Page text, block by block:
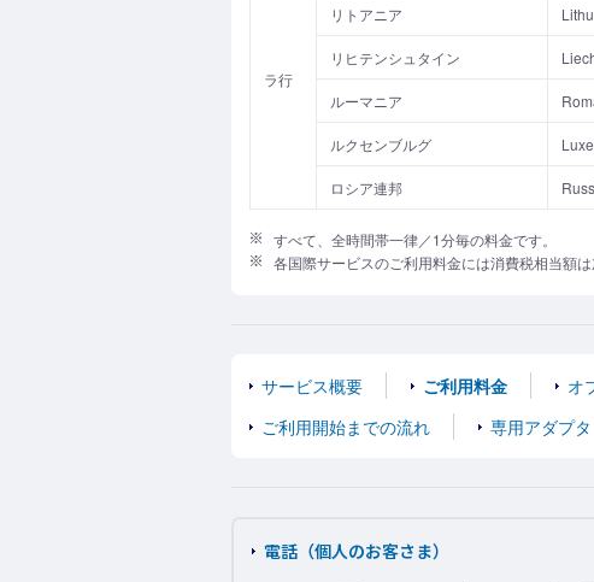
ラ行
リトアニア
リヒテンシュタイン
ルーマニア
ルクセンブルグ
ロシア連邦
すべて、全時間帯一律／1分毎の料金です。
各国際サービスのご利用料金には消費税相当額は
サービス概要 ご利用料金 オ
ご利用開始までの流れ
専用アダプタ
電話（個人のお客さま）